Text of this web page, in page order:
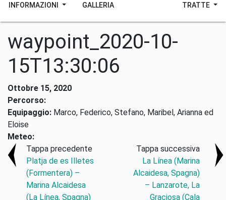
INFORMAZIONI GALLERIA TRATTE
waypoint_2020-10-
15T13:30:06
Ottobre 15, 2020
Percorso:
Equipaggio: Marco, Federico, Stefano, Maribel, Arianna ed
Eloise
Meteo:
Tappa precedente
Platja de es Illetes
(Formentera) –
Marina Alcaidesa
(La Línea, Spagna)
Tappa successiva
La Línea (Marina
Alcaidesa, Spagna)
– Lanzarote, La
Graciosa (Cala